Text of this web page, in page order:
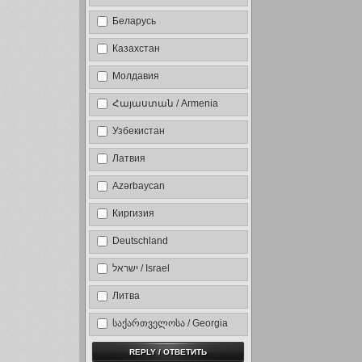
Беларусь
Казахстан
Молдавия
Հայաստան / Armenia
Узбекистан
Латвия
Azərbaycan
Киргизия
Deutschland
ישראל / Israel
Литва
საქართველოსა / Georgia